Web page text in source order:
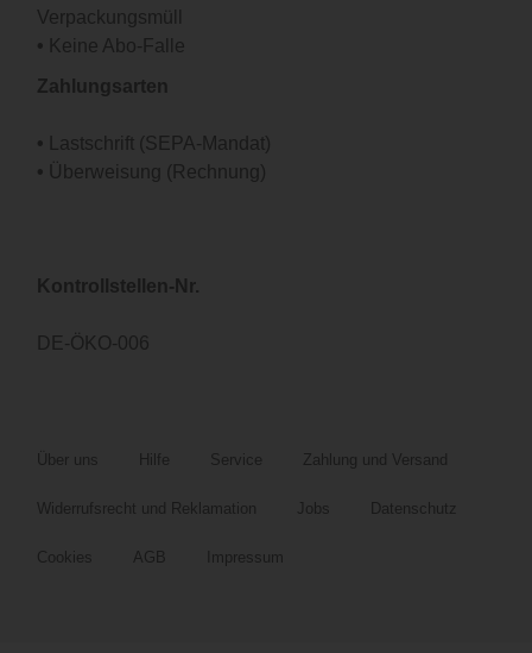
Verpackungsmüll
• Keine Abo-Falle
Zahlungsarten
• Lastschrift (SEPA-Mandat)
• Überweisung (Rechnung)
Kontrollstellen-Nr.
DE-ÖKO-006
Über uns Hilfe Service Zahlung und Versand
Widerrufsrecht und Reklamation Jobs Datenschutz
Cookies AGB Impressum